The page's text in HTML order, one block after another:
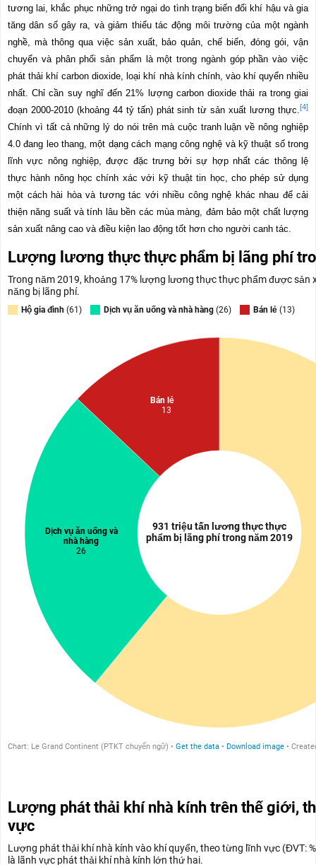
tương lai, khắc phục những trở ngại do tình trạng biến đổi khí hậu và gia
tăng dân số gây ra, và giảm thiểu tác động môi trường của một ngành
nghề, mà thông qua việc sản xuất, bảo quản, chế biến, đóng gói, vận
chuyển và phân phối sản phẩm là một trong ngành góp phần vào việc
phát thải khí carbon dioxide, loại khí nhà kính chính, vào khí quyển nhiều
nhất. Chỉ cần suy nghĩ đến 21% lượng carbon dioxide thải ra trong giai
đoạn 2000-2010 (khoảng 44 tỷ tấn) phát sinh từ sản xuất lương thực. [4]
Chính vì tất cả những lý do nói trên mà cuộc tranh luận về nông nghiệp
4.0 đang leo thang, một dạng cách mạng công nghệ và kỹ thuật số trong
lĩnh vực nông nghiệp, được đặc trưng bởi sự hợp nhất các thông lệ
thực hành nông học chính xác với kỹ thuật tin học, cho phép sử dụng
một cách hài hòa và tương tác với nhiều công nghệ khác nhau để cải
thiện năng suất và tính lâu bền các mùa màng, đảm bảo một chất lượng
sản xuất nâng cao và điều kiện lao động tốt hơn cho người canh tác.